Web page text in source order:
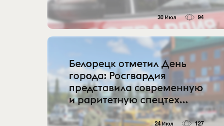
30 Июл 94
Белорецк отметил День
города: Росгвардия
представила современную
и раритетную спецтех...
24 Июл 127